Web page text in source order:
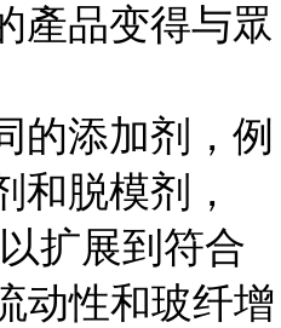
產品变得与眾
的添加剂，例
和脱模剂，
扩展到符合
动性和玻纤增